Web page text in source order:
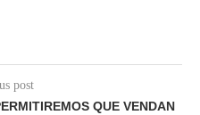
post
QUE VENDAN